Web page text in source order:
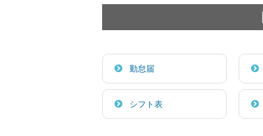
勤怠届
シフト表